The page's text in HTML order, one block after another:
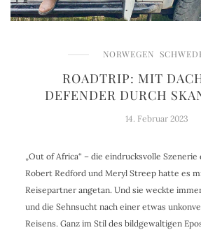
NORWEGEN
ROADTRIP: MIT
DEFENDER DURCH
14. Februar 2023
„Out of Africa“ – die eindrucksvolle
Robert Redford und Meryl Streep hatte es
Reisepartner angetan. Und sie weckte
und die Sehnsucht nach einer etwas
Reisens. Ganz im Stil des bildgewaltigen